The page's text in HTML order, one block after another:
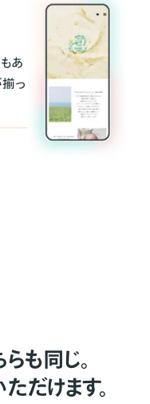
あ
っ
も同じ。
だけます。